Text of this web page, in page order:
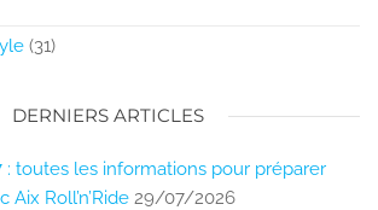
(31)
DERNIERS ARTICLES
: toutes les informations pour préparer
Roll’n’Ride 29/07/2026